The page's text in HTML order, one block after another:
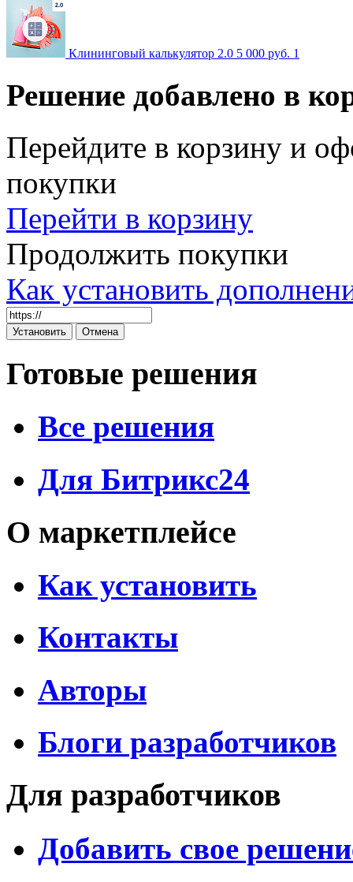
Клининговый калькулятор 2.0 5 000 руб. 1
Решение добавлено в
Перейдите в корзину и
покупки
Перейти в корзину
Продолжить покупки
Как установить
Готовые решения
Все решения
Для Битрикс24
О маркетплейсе
Как установить
Контакты
Авторы
Блоги разработчиков
Для разработчиков
Добавить свое